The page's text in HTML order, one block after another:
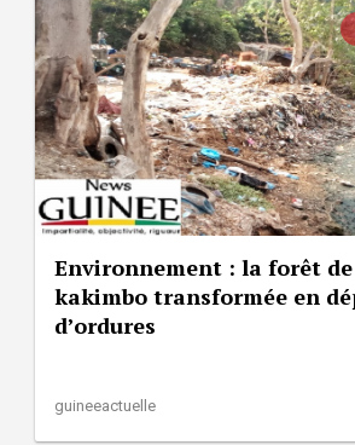
Environnement : la forêt de
kakimbo transformée en
d’ordures
guineeactuelle